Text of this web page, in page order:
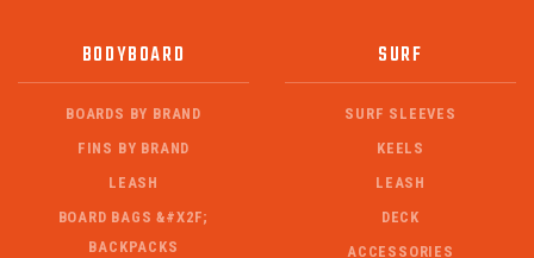
BODYBOARD
BOARDS BY BRAND
FINS BY BRAND
LEASH
BOARD BAGS &#X2F;
BACKPACKS
SURF
SURF SLEEVES
KEELS
LEASH
DECK
ACCESSORIES